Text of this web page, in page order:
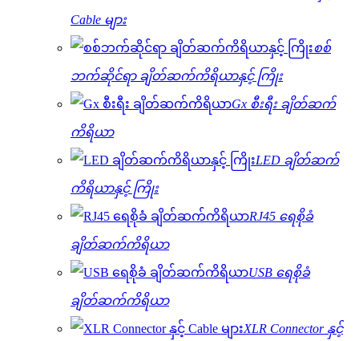
Cable များ
စစ်
ဘက်ဆိုင်ရာ ချိတ်ဆက်ကိရိယာနှင့် ကြိုး
Gx စီးရီး ချိတ်ဆက်
ကိရိယာ
LED ချိတ်ဆက်
ကိရိယာနှင့် ကြိုး
RJ45 ရေစိုခံ
ချိတ်ဆက်ကိရိယာ
USB ရေစိုခံ
ချိတ်ဆက်ကိရိယာ
XLR Connector နှင့်